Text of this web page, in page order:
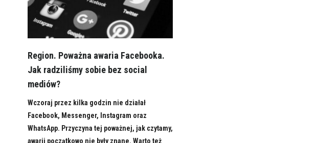
Region. Poważna awaria Facebooka.
Jak radziliśmy sobie bez social
mediów?
Wczoraj przez kilka godzin nie działał
Facebook, Messenger, Instagram oraz
WhatsApp. Przyczyna tej poważnej, jak czytamy,
awarii początkowo nie były znane. Warto też